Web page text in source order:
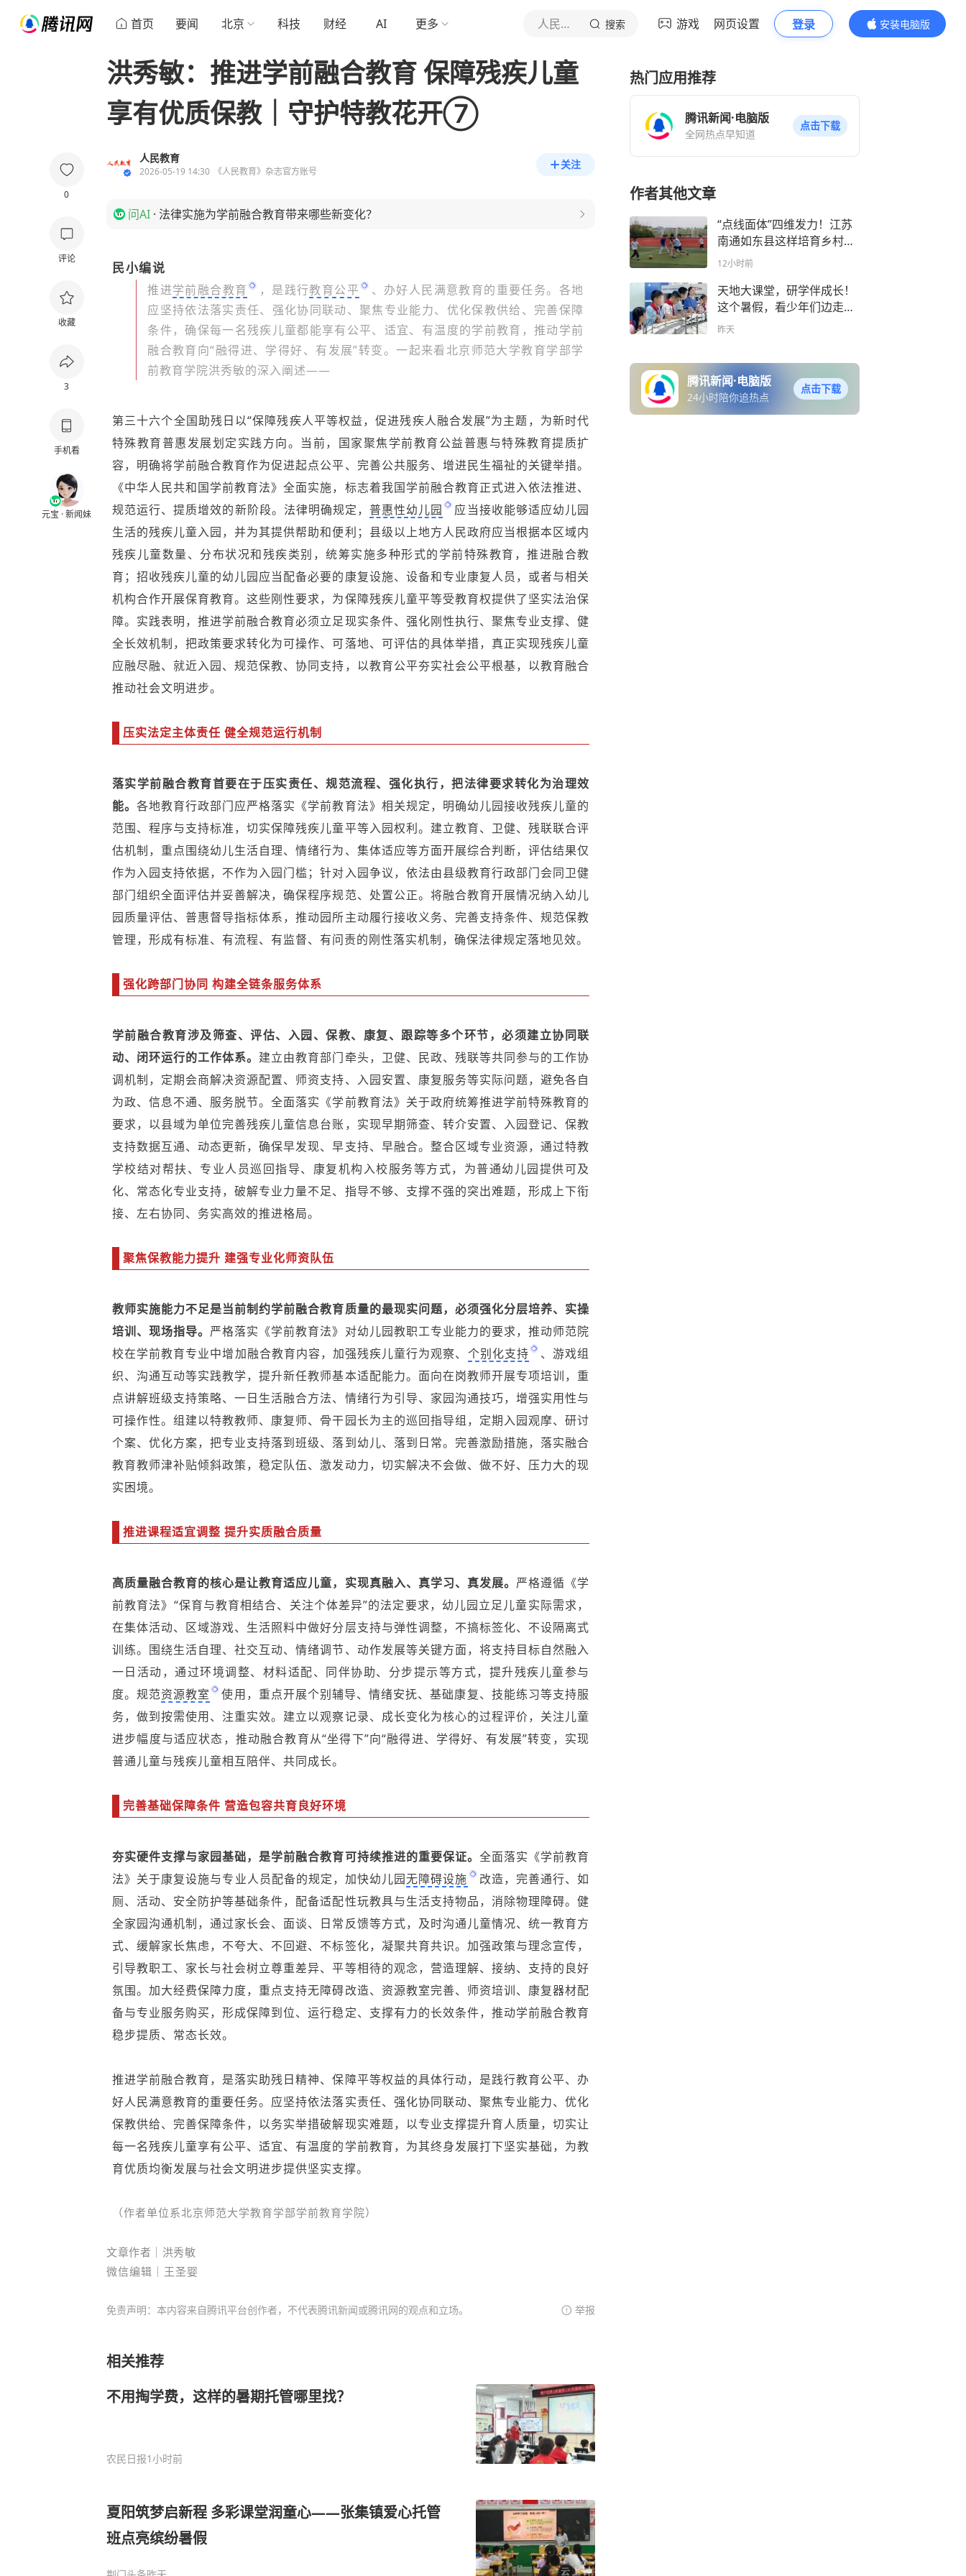
首页 要闻 北京 科技 财经 AI 更多 人民教育 搜索 游戏 网页设置 登录
安装电脑版
内容更精彩
0
评论
收藏
3
手机看
元宝 · 新闻妹
洪秀敏：推进学前融合教育 保障残疾儿童
享有优质保教｜守护特教花开⑦
人民教育
2026-05-19 14:30 《人民教育》杂志官方账号
关注
问AI · 法律实施为学前融合教育带来哪些新变化？
民小编说
推进学前融合教育 ，是践行教育公平
、办好人民满意教育的重要任务。各地
应坚持依法落实责任、强化协同联动、聚焦专业能力、优化保教供给、完善保障
条件，确保每一名残疾儿童都能享有公平、适宜、有温度的学前教育，推动学前
融合教育向“融得进、学得好、有发展”转变。一起来看北京师范大学教育学部学
前教育学院洪秀敏的深入阐述——
第三十六个全国助残日以“保障残疾人平等权益，促进残疾人融合发展”为主题，为新时代
特殊教育普惠发展划定实践方向。当前，国家聚焦学前教育公益普惠与特殊教育提质扩
容，明确将学前融合教育作为促进起点公平、完善公共服务、增进民生福祉的关键举措。
《中华人民共和国学前教育法》全面实施，标志着我国学前融合教育正式进入依法推进、
规范运行、提质增效的新阶段。法律明确规定，普惠性幼儿园
应当接收能够适应幼儿园
生活的残疾儿童入园，并为其提供帮助和便利；县级以上地方人民政府应当根据本区域内
残疾儿童数量、分布状况和残疾类别，统筹实施多种形式的学前特殊教育，推进融合教
育；招收残疾儿童的幼儿园应当配备必要的康复设施、设备和专业康复人员，或者与相关
机构合作开展保育教育。这些刚性要求，为保障残疾儿童平等受教育权提供了坚实法治保
障。实践表明，推进学前融合教育必须立足现实条件、强化刚性执行、聚焦专业支撑、健
全长效机制，把政策要求转化为可操作、可落地、可评估的具体举措，真正实现残疾儿童
应融尽融、就近入园、规范保教、协同支持，以教育公平夯实社会公平根基，以教育融合
推动社会文明进步。
压实法定主体责任 健全规范运行机制
落实学前融合教育首要在于压实责任、规范流程、强化执行，把法律要求转化为治理效
能。各地教育行政部门应严格落实《学前教育法》相关规定，明确幼儿园接收残疾儿童的
范围、程序与支持标准，切实保障残疾儿童平等入园权利。建立教育、卫健、残联联合评
估机制，重点围绕幼儿生活自理、情绪行为、集体适应等方面开展综合判断，评估结果仅
作为入园支持依据，不作为入园门槛；针对入园争议，依法由县级教育行政部门会同卫健
部门组织全面评估并妥善解决，确保程序规范、处置公正。将融合教育开展情况纳入幼儿
园质量评估、普惠督导指标体系，推动园所主动履行接收义务、完善支持条件、规范保教
管理，形成有标准、有流程、有监督、有问责的刚性落实机制，确保法律规定落地见效。
强化跨部门协同 构建全链条服务体系
学前融合教育涉及筛查、评估、入园、保教、康复、跟踪等多个环节，必须建立协同联
动、闭环运行的工作体系。 建立由教育部门牵头，卫健、民政、残联等共同参与的工作协
调机制，定期会商解决资源配置、师资支持、入园安置、康复服务等实际问题，避免各自
为政、信息不通、服务脱节。全面落实《学前教育法》关于政府统筹推进学前特殊教育的
要求，以县域为单位完善残疾儿童信息台账，实现早期筛查、转介安置、入园登记、保教
支持数据互通、动态更新，确保早发现、早支持、早融合。整合区域专业资源，通过特教
学校结对帮扶、专业人员巡回指导、康复机构入校服务等方式，为普通幼儿园提供可及
化、常态化专业支持，破解专业力量不足、指导不够、支撑不强的突出难题，形成上下衔
接、左右协同、务实高效的推进格局。
聚焦保教能力提升 建强专业化师资队伍
教师实施能力不足是当前制约学前融合教育质量的最现实问题，必须强化分层培养、实操
培训、现场指导。 严格落实《学前教育法》对幼儿园教职工专业能力的要求，推动师范院
校在学前教育专业中增加融合教育内容，加强残疾儿童行为观察、 个别化支持
、游戏组
织、沟通互动等实践教学，提升新任教师基本适配能力。面向在岗教师开展专项培训，重
点讲解班级支持策略、一日生活融合方法、情绪行为引导、家园沟通技巧，增强实用性与
可操作性。组建以特教教师、康复师、骨干园长为主的巡回指导组，定期入园观摩、研讨
个案、优化方案，把专业支持落到班级、落到幼儿、落到日常。完善激励措施，落实融合
教育教师津补贴倾斜政策，稳定队伍、激发动力，切实解决不会做、做不好、压力大的现
实困境。
推进课程适宜调整 提升实质融合质量
高质量融合教育的核心是让教育适应儿童，实现真融入、真学习、真发展。 严格遵循《学
前教育法》“保育与教育相结合、关注个体差异”的法定要求，幼儿园立足儿童实际需求，
在集体活动、区域游戏、生活照料中做好分层支持与弹性调整，不搞标签化、不设隔离式
训练。围绕生活自理、社交互动、情绪调节、动作发展等关键方面，将支持目标自然融入
一日活动，通过环境调整、材料适配、同伴协助、分步提示等方式，提升残疾儿童参与
度。规范资源教室
使用，重点开展个别辅导、情绪安抚、基础康复、技能练习等支持服
务，做到按需使用、注重实效。建立以观察记录、成长变化为核心的过程评价，关注儿童
进步幅度与适应状态，推动融合教育从“坐得下”向“融得进、学得好、有发展”转变，实现
普通儿童与残疾儿童相互陪伴、共同成长。
完善基础保障条件 营造包容共育良好环境
夯实硬件支撑与家园基础，是学前融合教育可持续推进的重要保证。 全面落实《学前教育
法》关于康复设施与专业人员配备的规定，加快幼儿园无障碍设施
改造，完善通行、如
厕、活动、安全防护等基础条件，配备适配性玩教具与生活支持物品，消除物理障碍。健
全家园沟通机制，通过家长会、面谈、日常反馈等方式，及时沟通儿童情况、统一教育方
式、缓解家长焦虑，不夸大、不回避、不标签化，凝聚共育共识。加强政策与理念宣传，
引导教职工、家长与社会树立尊重差异、平等相待的观念，营造理解、接纳、支持的良好
氛围。加大经费保障力度，重点支持无障碍改造、资源教室完善、师资培训、康复器材配
备与专业服务购买，形成保障到位、运行稳定、支撑有力的长效条件，推动学前融合教育
稳步提质、常态长效。
推进学前融合教育，是落实助残日精神、保障平等权益的具体行动，是践行教育公平、办
好人民满意教育的重要任务。应坚持依法落实责任、强化协同联动、聚焦专业能力、优化
保教供给、完善保障条件，以务实举措破解现实难题，以专业支撑提升育人质量，切实让
每一名残疾儿童享有公平、适宜、有温度的学前教育，为其终身发展打下坚实基础，为教
育优质均衡发展与社会文明进步提供坚实支撑。
（作者单位系北京师范大学教育学部学前教育学院）
文章作者｜洪秀敏
微信编辑｜王圣婴
免责声明：本内容来自腾讯平台创作者，不代表腾讯新闻或腾讯网的观点和立场。 举报
相关推荐
不用掏学费，这样的暑期托管哪里找？
农民日报1小时前
夏阳筑梦启新程 多彩课堂润童心——张集镇爱心托管
班点亮缤纷暑假
热门应用推荐
腾讯新闻·电脑版
全网热点早知道
点击下载
作者其他文章
“点线面体”四维发力！江苏
南通如东县这样培育乡村优
质学校
12小时前
天地大课堂，研学伴成长！
这个暑假，看少年们边走边
学收获满满 | 基教新声
昨天
腾讯新闻·电脑版
24小时陪你追热点
点击下载